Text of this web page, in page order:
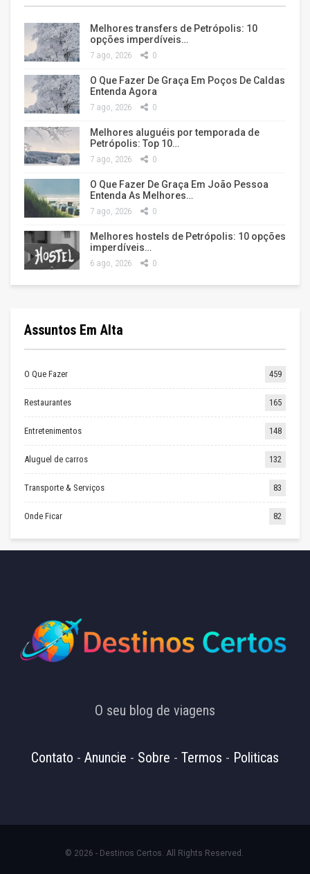
Melhores transfers de Petrópolis: 10
opções imperdíveis…
7 ago, 2026 0
O Que Fazer De Graça Em Poços De Caldas
Entenda Agora
7 ago, 2026 0
Melhores aluguéis por temporada de
Petrópolis: Top 10…
7 ago, 2026 0
O Que Fazer De Graça Em João Pessoa
Entenda As Melhores…
7 ago, 2026 0
Melhores hostels de Petrópolis: 10 opções
imperdíveis…
6 ago, 2026 0
Assuntos Em Alta
O Que Fazer 459
Restaurantes 165
Entretenimentos 148
Aluguel de carros 132
Transporte & Serviços 83
Onde Ficar 82
O seu blog de viagens
Contato - Anuncie - Sobre - Termos - Politicas
© 2026 - Destinos Certos. All Rights Reserved.